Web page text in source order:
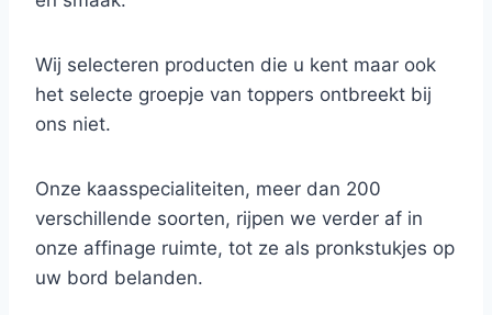
Wij selecteren producten die u kent maar ook
het selecte groepje van toppers ontbreekt bij
ons niet.
Onze kaasspecialiteiten, meer dan 200
verschillende soorten, rijpen we verder af in
onze affinage ruimte, tot ze als pronkstukjes op
uw bord belanden.